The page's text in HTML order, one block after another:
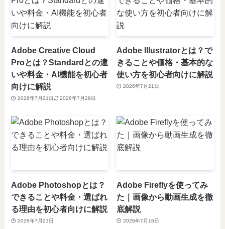
Adobe Creative Cloud
Proとは？Standardとの違
いや料金・AI機能を初心者
向けに解説
2026年7月21日 2026年7月29日
Adobe Illustratorとは？で
きることや価格・基本的な
使い方を初心者向けに解説
2026年7月21日
Adobe Photoshopとは？
できることや料金・選ばれ
る理由を初心者向けに解説
2026年7月21日
Adobe Fireflyを使ってみ
た｜画像から動画生成を徹
底解説
2026年7月16日